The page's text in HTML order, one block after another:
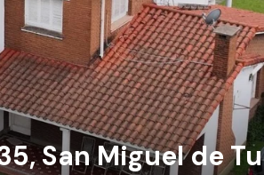
San Miguel de